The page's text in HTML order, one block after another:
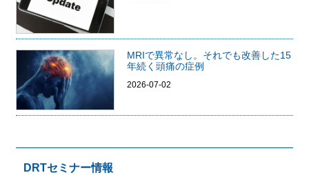
MRIで異常なし。それでも改善した15
年続く頭痛の症例
2026-07-02
DRTセミナー情報